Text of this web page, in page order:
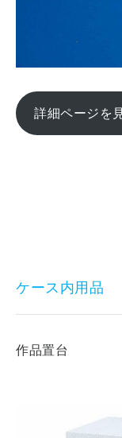
詳細ページを
ケース内用品
作品置台